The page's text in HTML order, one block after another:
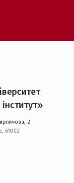
iнститут»
2
61002